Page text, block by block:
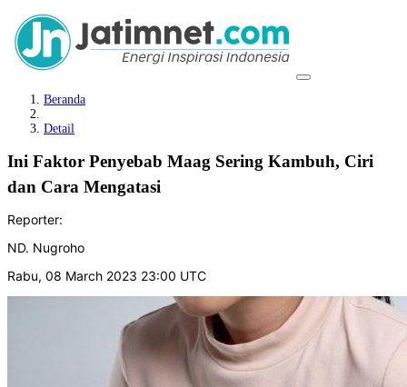
Beranda
Detail
Ini Faktor Penyebab Maag Sering Kambuh, Ciri
dan Cara Mengatasi
Reporter:
ND. Nugroho
Rabu, 08 March 2023 23:00 UTC